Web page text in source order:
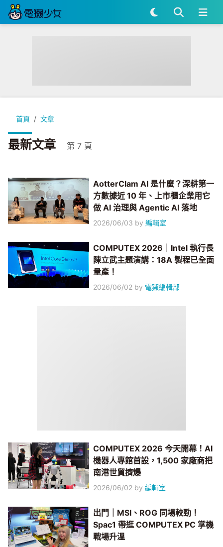
首頁 文章
最新文章 第 7 頁
AotterClam AI 是什麼？深耕第一
方數據近 10 年、上市櫃企業用它
做 AI 治理與 Agentic AI 落地
2026/06/03 by編輯室
COMPUTEX 2026｜Intel 執行長
陳立武主題演講：18A 製程已全面
量產！
2026/06/02 by 電獺編輯部
COMPUTEX 2026 今天開幕！AI
機器人專館首設，1,500 家廠商把
南港世貿擠爆
2026/06/02 by編輯室
出門｜MSI、ROG 同場較勁！
Spac1 帶逛 COMPUTEX PC 掌機
戰場升溫